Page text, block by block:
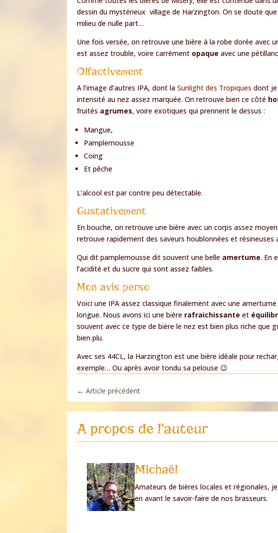
dessin du mystérieux village de Harzington. On se doute
milieu de nulle part…
Une fois versée, on retrouve une bière à la robe dorée avec
est assez trouble, voire carrément opaque avec une
Olfactivement
A l’image d’autres IPA, dont laSunlight des Tropiques dont je
intensité au nez assez marquée. On retrouve bien ce côté
fruités agrumes, voire exotiques qui prennent le dessus :
Mangue,
Pamplemousse
Coing
Et pêche
L’alcool est par contre peu détectable.
Gustativement
En bouche, on retrouve une bière avec un corps assez
retrouve rapidement des saveurs houblonnées et
Qui dit pamplemousse dit souvent une belle amertume. En
l’acidité et du sucre qui sont assez faibles.
Mon avis perso
Voici une IPA assez classique finalement avec une
longue. Nous avons ici une bière rafraichissante et
souvent avec ce type de bière le nez est bien plus riche que
bien plu.
Avec ses 44CL, la Harzington est une bière idéale pour
exemple… Ou après avoir tondu sa pelouse 😉
←Article précédent
A propos de l'auteur
Michaël
Amateurs de bières locales et régionales,
en avant le savoir-faire de nos brasseurs.